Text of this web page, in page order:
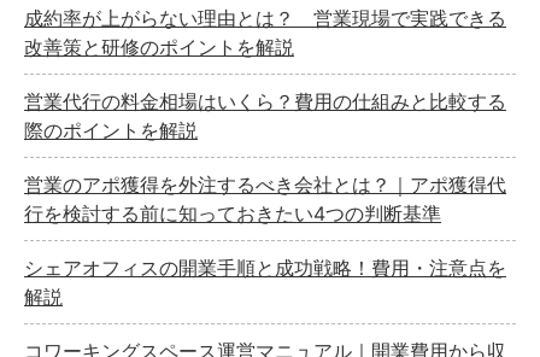
成約率が上がらない理由とは？ 営業現場で実践できる
改善策と研修のポイントを解説
営業代行の料金相場はいくら？費用の仕組みと比較する
際のポイントを解説
営業のアポ獲得を外注するべき会社とは？｜アポ獲得代
行を検討する前に知っておきたい4つの判断基準
シェアオフィスの開業手順と成功戦略！費用・注意点を
解説
コワーキングスペース運営マニュアル｜開業費用から収